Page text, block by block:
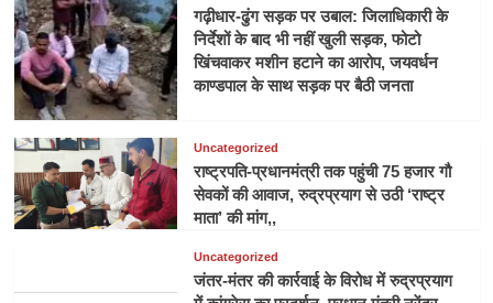
गढ़ीधार-ढुंग सड़क पर उबाल: जिलाधिकारी के
निर्देशों के बाद भी नहीं खुली सड़क, फोटो
खिंचवाकर मशीन हटाने का आरोप, जयवर्धन
काण्डपाल के साथ सड़क पर बैठी जनता
Uncategorized
राष्ट्रपति-प्रधानमंत्री तक पहुंची 75 हजार गौ
सेवकों की आवाज, रुद्रप्रयाग से उठी ‘राष्ट्र
माता’ की मांग,,
Uncategorized
जंतर-मंतर की कार्रवाई के विरोध में रुद्रप्रयाग